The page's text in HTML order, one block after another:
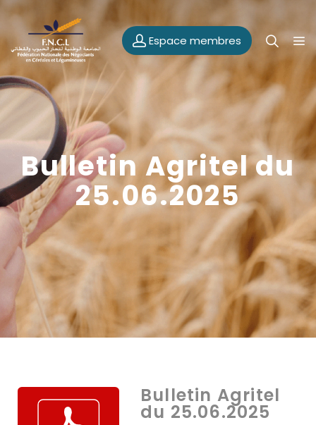
Espace membres
Bulletin Agritel du
25.06.2025
Bulletin Agritel
du 25.06.2025